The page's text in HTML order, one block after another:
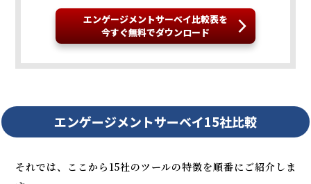
エンゲージメントサーベイ比較表を
今すぐ無料でダウンロード
エンゲージメントサーベイ15社比較
それでは、ここから15社のツールの特徴を順番にご紹介しま